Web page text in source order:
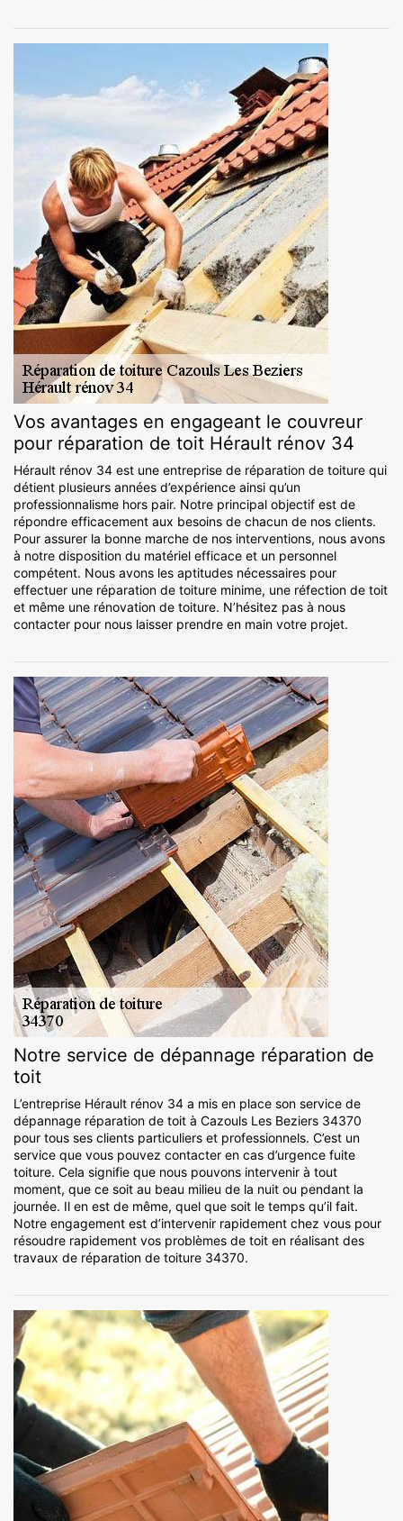
Vos avantages en engageant le couvreur
pour réparation de toit Hérault rénov 34
Hérault rénov 34 est une entreprise de réparation de toiture qui
détient plusieurs années d’expérience ainsi qu’un
professionnalisme hors pair. Notre principal objectif est de
répondre efficacement aux besoins de chacun de nos clients.
Pour assurer la bonne marche de nos interventions, nous avons
à notre disposition du matériel efficace et un personnel
compétent. Nous avons les aptitudes nécessaires pour
effectuer une réparation de toiture minime, une réfection de toit
et même une rénovation de toiture. N’hésitez pas à nous
contacter pour nous laisser prendre en main votre projet.
Notre service de dépannage réparation de
toit
L’entreprise Hérault rénov 34 a mis en place son service de
dépannage réparation de toit à Cazouls Les Beziers 34370
pour tous ses clients particuliers et professionnels. C’est un
service que vous pouvez contacter en cas d’urgence fuite
toiture. Cela signifie que nous pouvons intervenir à tout
moment, que ce soit au beau milieu de la nuit ou pendant la
journée. Il en est de même, quel que soit le temps qu’il fait.
Notre engagement est d’intervenir rapidement chez vous pour
résoudre rapidement vos problèmes de toit en réalisant des
travaux de réparation de toiture 34370.